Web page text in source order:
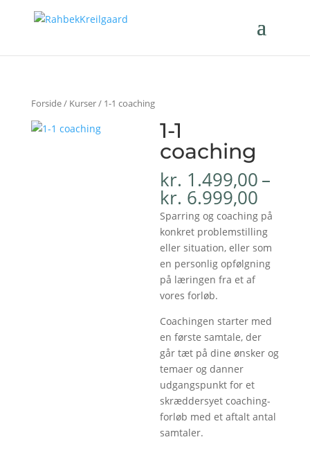
Forside/ Kurser/ 1-1 coaching
1-1
coaching
kr. 1.499,00–
kr. 6.999,00
til
Sparring og coaching på
konkret problemstilling
eller situation, eller som
en personlig opfølgning
på læringen fra et af
vores forløb.
Coachingen starter med
en første samtale, der
går tæt på dine ønsker og
temaer og danner
udgangspunkt for et
skræddersyet coaching-
forløb med et aftalt antal
samtaler.